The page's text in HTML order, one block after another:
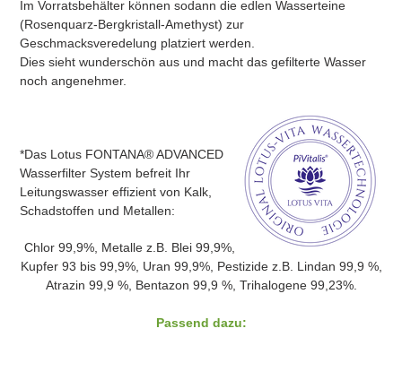
Im Vorratsbehälter können sodann die edlen Wasserteine
(Rosenquarz-Bergkristall-Amethyst) zur
Geschmacksveredelung platziert werden.
Dies sieht wunderschön aus und macht das gefilterte Wasser
noch angenehmer.
*Das Lotus FONTANA® ADVANCED
Wasserfilter System befreit Ihr
Leitungswasser effizient von Kalk,
Schadstoffen und Metallen:
Chlor 99,9%, Metalle z.B. Blei 99,9%,
Kupfer 93 bis 99,9%, Uran 99,9%, Pestizide z.B. Lindan 99,9 %,
Atrazin 99,9 %, Bentazon 99,9 %, Trihalogene 99,23%.
Passend dazu: